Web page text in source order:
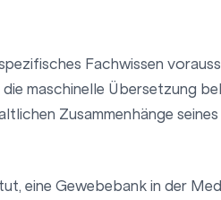
Fachwissen
maschinelle Übersetzung
Zusammenhänge
eine Gewebebank in der